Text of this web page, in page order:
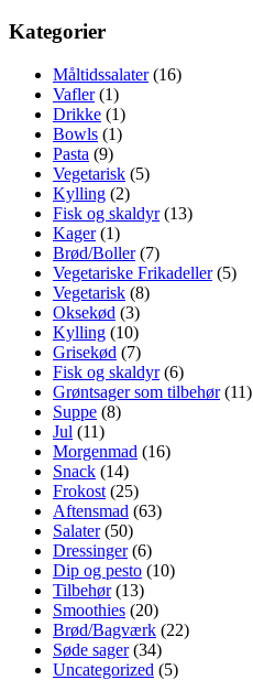
Kategorier
Måltidssalater(16)
Vafler(1)
Drikke (1)
Bowls (1)
Pasta (9)
Vegetarisk (5)
Kylling (2)
Fisk og skaldyr(13)
Kager(1)
Brød/Boller(7)
Vegetariske Frikadeller(5)
Vegetarisk (8)
Oksekød (3)
Kylling (10)
Grisekød (7)
Fisk og skaldyr(6)
Grøntsager som tilbehør(11)
Suppe (8)
Jul (11)
Morgenmad (16)
Snack (14)
Frokost (25)
Aftensmad (63)
Salater(50)
Dressinger(6)
Dip og pesto (10)
Tilbehør(13)
Smoothies (20)
Brød/Bagværk (22)
Søde sager(34)
Uncategorized (5)